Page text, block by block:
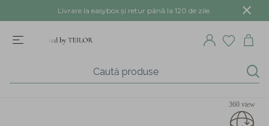
Livrare la easybox și retur până la 120 de zile.
360 view